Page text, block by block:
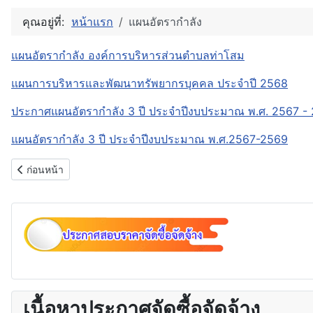
คุณอยู่ที่: หน้าแรก แผนอัตรากำลัง
แผนอัตรากำลัง องค์การบริหารส่วนตำบลท่าโสม
แผนการบริหารและพัฒนาทรัพยากรบุคคล ประจำปี 2568
ประกาศแผนอัตรากำลัง 3 ปี ประจำปีงบประมาณ พ.ศ. 2567 -
แผนอัตรากำลัง 3 ปี ประจำปีงบประมาณ พ.ศ.2567-2569
เนื้อหาก่อนหน้า: ข่าวประชาสัมพันธ์งานบุคคล
ก่อนหน้า